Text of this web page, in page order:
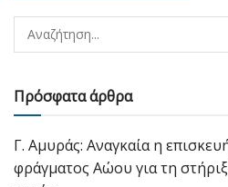
Πρόσφατα άρθρα
Γ. Αμυράς: Αναγκαία η
φράγματος Αώου για τη